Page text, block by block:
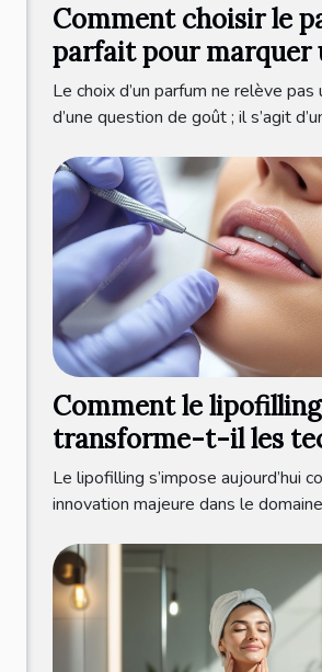
Comment choisir le
parfait pour marquer
nouveau départ ?
Le choix d’un parfum ne relève
d’une question de goût ; il s’agit
Comment le lipofilling
transforme-t-il les
de modelage corporel
Le lipofilling s’impose aujourd’hui
innovation majeure dans le